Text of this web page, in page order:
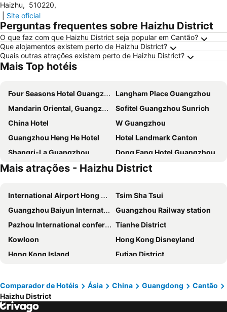
Haizhu, 510220,
Site oficial
Perguntas frequentes sobre Haizhu District
O que faz com que Haizhu District seja popular em Cantão?
Que alojamentos existem perto de Haizhu District?
Quais outras atrações existem perto de Haizhu District?
Mais Top hotéis
Four Seasons Hotel Guangzhou
Langham Place Guangzhou
Mandarin Oriental, Guangzhou
Sofitel Guangzhou Sunrich
China Hotel
W Guangzhou
Guangzhou Heng He Hotel
Hotel Landmark Canton
Shangri-La Guangzhou
Dong Fang Hotel Guangzhou
Hilton Guangzhou Tianhe
Soluxe Hotel Guangzhou
Vaperse Hotel
The Garden Hotel Guangzhou
DoubleTree by Hilton Guangzhou
Baiyun Hotel Guangzhou
Hampton By Hilton Guangzhou Railway Station
Liuhua Hotel
La Perle International Hotel
Ibis Guangzhou Yuexiu Park Metro Station
Rosedale Hotel & Suites Guangzhou
Ocean Hotel
The Westin Pazhou
LN Hotel Five
The Westin Guangzhou
Mais atrações - Haizhu District
International Airport Hong Kong
Tsim Sha Tsui
Guangzhou Baiyun International Airport
Guangzhou Railway station
Pazhou International conference and exhibition center
Tianhe District
Kowloon
Hong Kong Disneyland
Hong Kong Island
Futian District
Casino Lisboa
Central
Lan Kwai Fong
Comparador de Hotéis Ásia China Guangdong
Cantão
Haizhu District